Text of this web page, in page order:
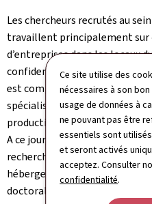
Ce site utilise des
nécessaires à son
usage de données à
ne pouvant pas être
essentiels sont
et seront activés
acceptez. Consulter
confidentialité.
Les chercheurs recrutés au
travaillent principalement sur
d’entreprises dans les locaux
confidentialité de ces
est composée d'une équipe
spécialisés dans les domaines
productivité et du bien-être et
A ce jour, neuf chercheurs de
recherche travaillent sous
héberge régulièrement des
doctorale ainsi que des